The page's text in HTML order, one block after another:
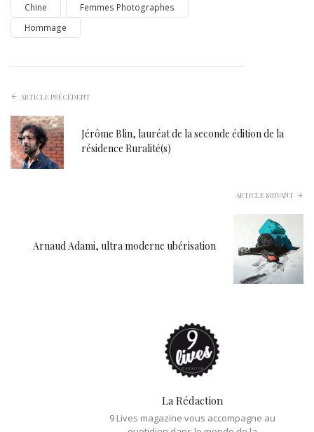
Chine
Femmes Photographes
Hommage
ARTICLE PRÉCÉDENT
Jérôme Blin, lauréat de la seconde édition de la
résidence Ruralité(s)
ARTICLE SUIVANT
Arnaud Adami, ultra moderne ubérisation
La Rédaction
9 Lives magazine vous accompagne au